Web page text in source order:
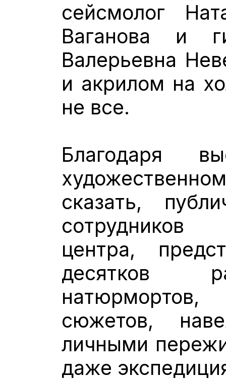
сейсмолог
Ваганова и
Валерьевна
и акрилом на
не все.
Благодаря
сказать,
сотрудников
центра,
десятков
сюжетов,
личными
даже